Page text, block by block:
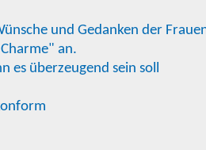
und Gedanken der
an.
es überzeugend sein soll